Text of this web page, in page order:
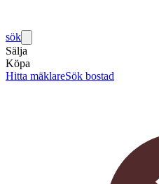
sök
Sälja
Köpa
Hitta mäklareSök bostad